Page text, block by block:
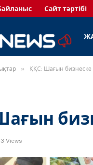
Сайт тәртібі
» ҚҚС: Шағын бизнеске
Views